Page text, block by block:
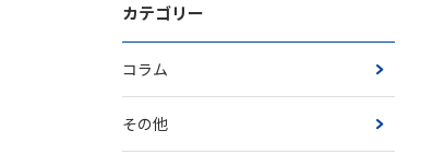
カテゴリー
コラム
その他